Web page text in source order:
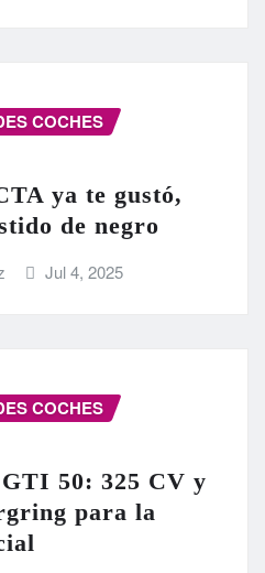
COCHES
ya te gustó,
de negro
Jul 4, 2025
COCHES
50: 325 CV y
para la